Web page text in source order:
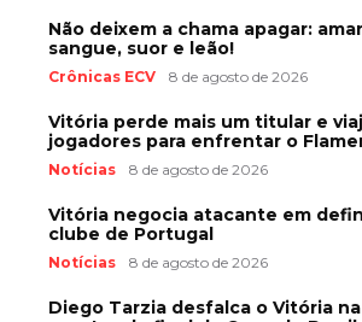
Não deixem a chama apagar:
sangue, suor e leão!
Crônicas ECV 8 de agosto de 2026
Vitória perde mais um titular e
jogadores para enfrentar o
Notícias 8 de agosto de 2026
Vitória negocia atacante em
clube de Portugal
Notícias 8 de agosto de 2026
Diego Tarzia desfalca o Vitória